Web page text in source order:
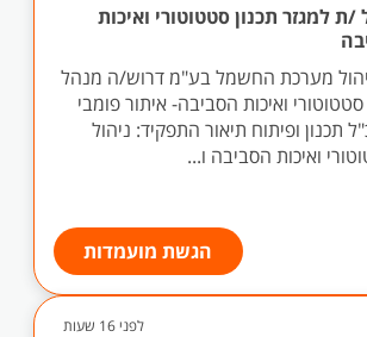
ת למגזר תכנון סטטוטורי ואיכות
מערכת החשמל בע"מ דרוש/ה מנהל
ואיכות הסביבה- איתור פומבי
תכנון ופיתוח תיאור התפקיד: ניהול
ואיכות הסביבה ו...
הגשת מועמדות
לפני 16 שעות